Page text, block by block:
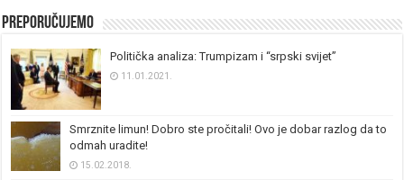
Preporučujemo
Politička analiza: Trumpizam i “srpski svijet”
11.01.2021.
Smrznite limun! Dobro ste pročitali! Ovo je dobar razlog da to
odmah uradite!
15.02.2018.